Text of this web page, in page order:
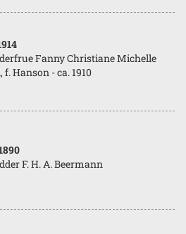
Fanny Christiane Michelle
f. Hanson - ca. 1910
F. H. A. Beermann